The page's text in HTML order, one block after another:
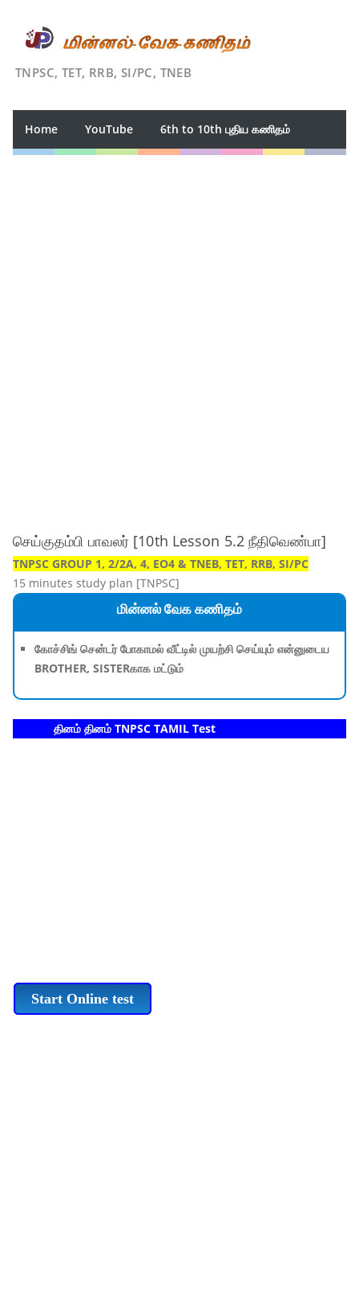
TNPSC, TET, RRB, SI/PC, TNEB
Home YouTube 6th to 10th புதிய கணிதம்
செய்குதம்பி பாவலர் [10th Lesson 5.2 நீதிவெண்பா]
TNPSC GROUP 1, 2/2A, 4, EO4 & TNEB, TET, RRB, SI/PC
15 minutes study plan [TNPSC]
மின்னல் வேக கணிதம்
கோச்சிங் சென்டர் போகாமல் வீட்டில் முயற்சி செய்யும் என்னுடைய
BROTHER, SISTERகாக மட்டும்
தினம் தினம் TNPSC TAMIL Test
Start Online test